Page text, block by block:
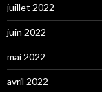
juillet 2022
juin 2022
mai 2022
avril 2022